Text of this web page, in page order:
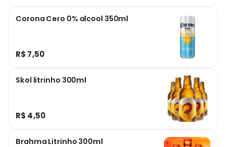
Corona Cero 0% alcool 350ml
R$ 7,50
Skol litrinho 300ml
R$ 4,50
Brahma Litrinho 300ml